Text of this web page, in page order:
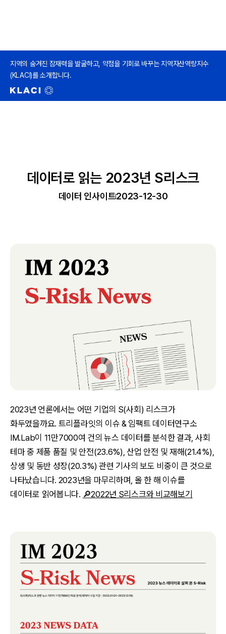
지역의 숨겨진 잠재력을 발굴하고, 약점을 기회로 바꾸는 지역자산역량지수
(KLACI)를 소개합니다.
데이터로 읽는 2023년 S리스크
데이터 인사이트2023-12-30
2023년 언론에서는 어떤 기업의 S(사회) 리스크가
화두였을까요. 트리플라잇의 이슈 & 임팩트 데이터연구소
IM.Lab이 11만7000여 건의 뉴스 데이터를 분석한 결과, 사회
테마 중 제품 품질 및 안전(23.6%), 산업 안전 및 재해(21.4%),
상생 및 동반 성장(20.3%) 관련 기사의 보도 비중이 큰 것으로
나타났습니다. 2023년을 마무리하며, 올 한 해 이슈를
데이터로 읽어봅니다. 🔎2022년 S리스크와 비교해보기